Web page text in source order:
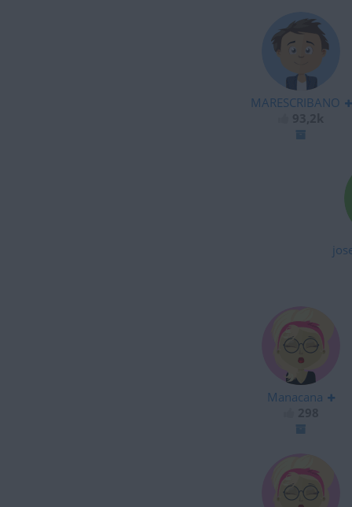
MARESCRIBANO
Manacana